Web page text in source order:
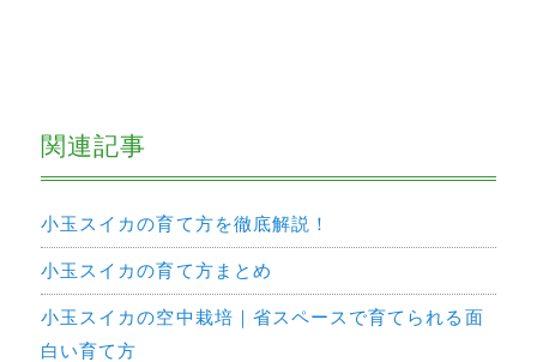
関連記事
小玉スイカの育て方を徹底解説！
小玉スイカの育て方まとめ
小玉スイカの空中栽培｜省スペースで育てられる面
白い育て方